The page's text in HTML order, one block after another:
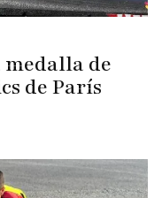
medalla de
de París